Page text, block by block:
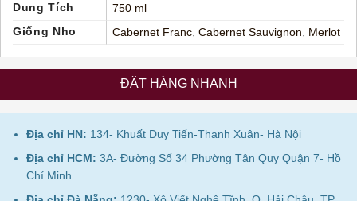
Dung Tích
750 ml
Giống Nho
Cabernet Franc, Cabernet Sauvignon Merlot
ĐẶT HÀNG NHANH
Địa chỉ HN: 134- Khuất Duy Tiến-Thanh Xuân- Hà Nội
Địa chỉ HCM: 3A- Đường Số 34 Phường Tân Quy Quận 7- Hồ
Chí Minh